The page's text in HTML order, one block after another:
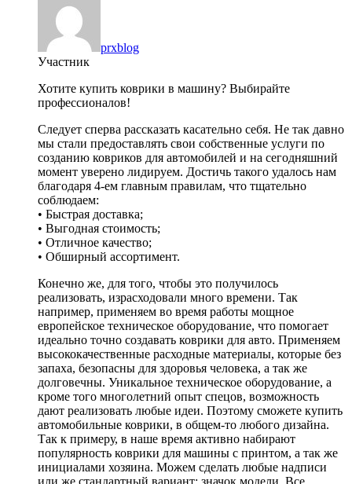
prxblog
Участник
Хотите купить коврики в машину? Выбирайте
профессионалов!
Следует сперва рассказать касательно себя. Не так давно
мы стали предоставлять свои собственные услуги по
созданию ковриков для автомобилей и на сегодняшний
момент уверено лидируем. Достичь такого удалось нам
благодаря 4-ем главным правилам, что тщательно
соблюдаем:
• Быстрая доставка;
• Выгодная стоимость;
• Отличное качество;
• Обширный ассортимент.
Конечно же, для того, чтобы это получилось
реализовать, израсходовали много времени. Так
например, применяем во время работы мощное
европейское техническое оборудование, что помогает
идеально точно создавать коврики для авто. Применяем
высококачественные расходные материалы, которые без
запаха, безопасны для здоровья человека, а так же
долговечны. Уникальное техническое оборудование, а
кроме того многолетний опыт спецов, возможность
дают реализовать любые идеи. Поэтому сможете купить
автомобильные коврики, в общем-то любого дизайна.
Так к примеру, в наше время активно набирают
популярность коврики для машины с принтом, а так же
инициалами хозяина. Можем сделать любые надписи
или же стандартный вариант: значок модели. Все